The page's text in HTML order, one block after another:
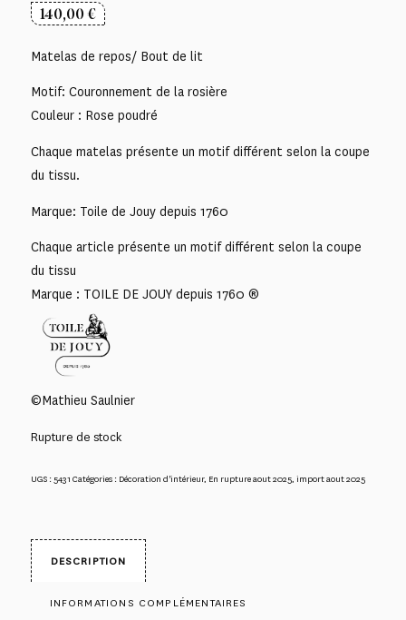
140,00€
Matelas de repos/ Bout de lit
Motif: Couronnement de la rosière
Couleur : Rose poudré
Chaque matelas présente un motif différent selon la coupe
du tissu.
Marque: Toile de Jouy depuis 1760
Chaque article présente un motif différent selon la coupe
du tissu
Marque : TOILE DE JOUY depuis 1760 ®
©Mathieu Saulnier
Rupture de stock
UGS : 5431 Catégories : Décoration d'intérieur, En rupture aout 2025, import aout 2025
DESCRIPTION
INFORMATIONS COMPLÉMENTAIRES